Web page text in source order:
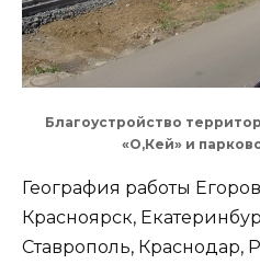
Благоустройство
«О,Кей» и
География работы
Красноярск,
Ставрополь, Краснодар,